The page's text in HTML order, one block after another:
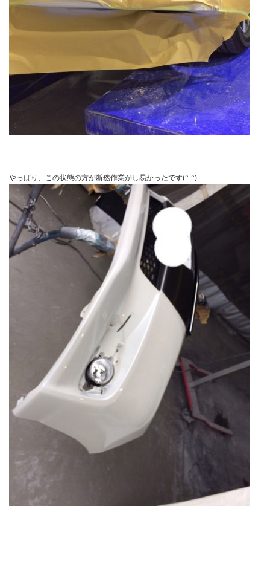
やっばり、この状態の方が断然作業がし易かったです(^-^)